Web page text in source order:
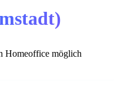
Homeoffice möglich